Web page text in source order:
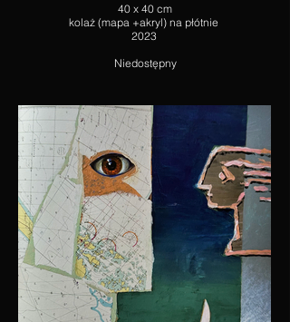
40 x 40 cm
kolaż (mapa +akryl) na płótnie
2023
Niedostępny